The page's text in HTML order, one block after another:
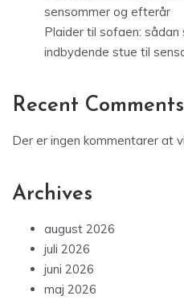
sensommer og efterår
Plaider til sofaen: sådan
indbydende stue til
Recent Comments
Der er ingen kommentarer at
Archives
august 2026
juli 2026
juni 2026
maj 2026